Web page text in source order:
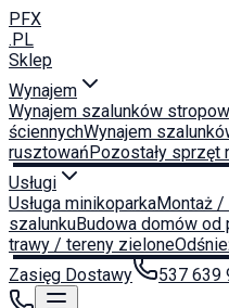
PFX
.PL
Sklep
Wynajem
Wynajem szalunków
ściennychWynajem
rusztowańPozostały sprzęt
Usługi
Usługa minikoparkaMontaż /
szalunkuBudowa domów od
trawy / tereny zielone
Zasięg Dostawy
537 639